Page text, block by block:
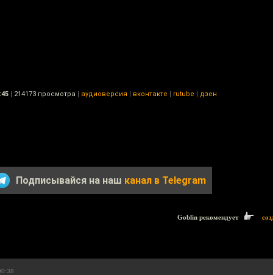
| 214173 просмотра | аудиоверсия | вконтакте | rutube | дзен
Подписывайся на наш канал в Telegram
Goblin рекомендует